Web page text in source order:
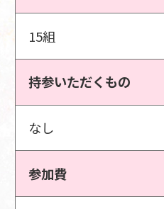
15組
持参いただくもの
なし
参加費